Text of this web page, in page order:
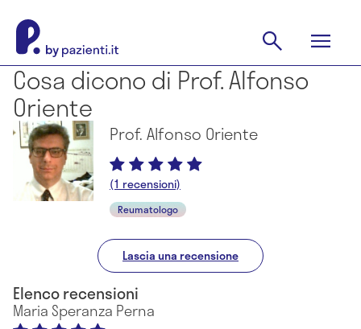
Cosa dicono di Prof. Alfonso
Oriente
Prof. Alfonso Oriente
(1 recensioni)
Reumatologo
Lascia una recensione
Elenco recensioni
Maria Speranza Perna